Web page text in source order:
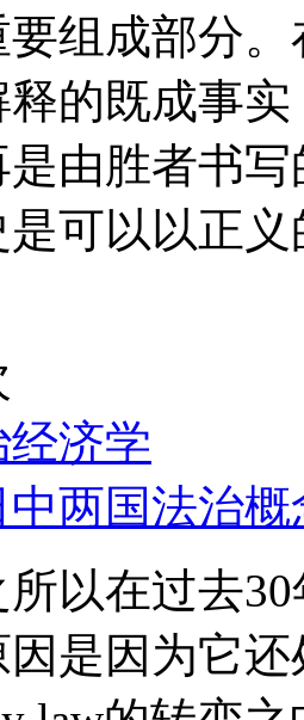
组成部分
的既成事
由胜者书
可以以正
济学
两国法治概
以在过去
是因为它